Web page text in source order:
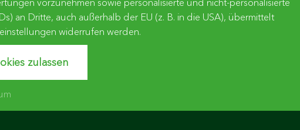
vorzunehmen sowie personalisierte und nicht-personalisierte
an Dritte, auch außerhalb der EU (z. B. in die USA), übermittelt
widerrufen werden.
zulassen